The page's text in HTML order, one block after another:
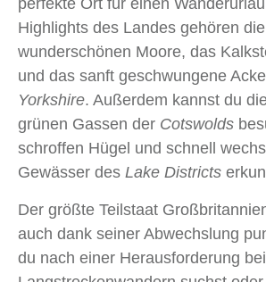
perfekte Ort für einen
Highlights des Landes gehören die
wunderschönen Moore, das
und das sanft geschwungene
Yorkshire. Außerdem kannst du
grünen Gassen der Cotswolds
schroffen Hügel und schnell
Gewässer des Lake Districts
Der größte Teilstaat
auch dank seiner Abwechslung
du nach einer Herausforderung